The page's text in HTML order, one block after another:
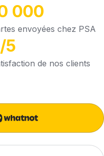
000
envoyées chez PSA
5
de nos clients